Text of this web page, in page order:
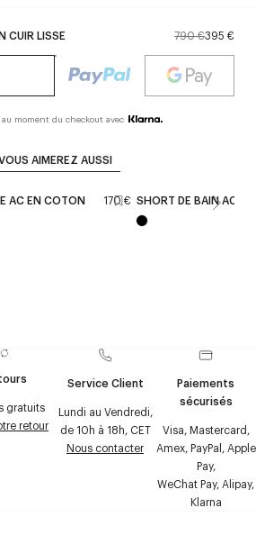
CUIR LISSE 790 €395 €
moment du checkout avec
AIMEREZ AUSSI
AC EN COTON
170 € SHORT DE BAIN AC
gratuits
retour
Service Client
Lundi au Vendredi,
de 10h à 18h, CET
Nous contacter
Paiements
sécurisés
Visa, Mastercard,
Amex, PayPal, Apple
Pay,
WeChat Pay, Alipay,
Klarna